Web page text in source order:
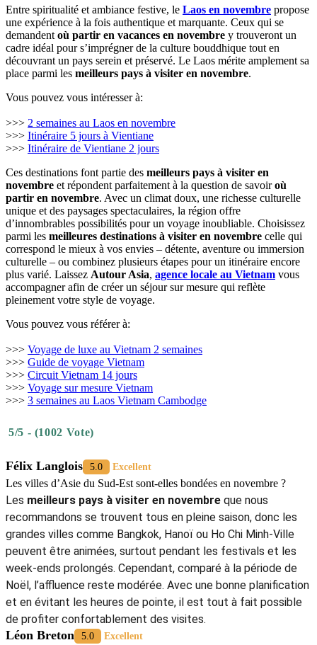
Entre spiritualité et ambiance festive, le Laos en novembre propose
une expérience à la fois authentique et marquante. Ceux qui se
demandent où partir en vacances en novembre y trouveront un
cadre idéal pour s’imprégner de la culture bouddhique tout en
découvrant un pays serein et préservé. Le Laos mérite amplement sa
place parmi les meilleurs pays à visiter en novembre.
Vous pouvez vous intéresser à:
>>> 2 semaines au Laos en novembre
>>> Itinéraire 5 jours à Vientiane
>>> Itinéraire de Vientiane 2 jours
Ces destinations font partie des meilleurs pays à visiter en
novembre et répondent parfaitement à la question de savoiroù
partir en novembre. Avec un climat doux, une richesse culturelle
unique et des paysages spectaculaires, la région offre
d’innombrables possibilités pour un voyage inoubliable. Choisissez
parmi les meilleures destinations à visiter en novembre celle qui
correspond le mieux à vos envies – détente, aventure ou immersion
culturelle – ou combinez plusieurs étapes pour un itinéraire encore
plus varié. Laissez Autour Asia, agence locale au Vietnam vous
accompagner afin de créer un séjour sur mesure qui reflète
pleinement votre style de voyage.
Vous pouvez vous référer à:
>>> Voyage de luxe au Vietnam 2 semaines
>>> Guide de voyage Vietnam
>>> Circuit Vietnam 14 jours
>>> Voyage sur mesure Vietnam
>>> 3 semaines au Laos Vietnam Cambodge
5/5 - (1002 Vote)
Félix Langlois 5.0 Excellent
Les villes d’Asie du Sud-Est sont-elles bondées en novembre ?
Les meilleurs pays à visiter en novembre que nous
recommandons se trouvent tous en pleine saison, donc les
grandes villes comme Bangkok, Hanoï ou Ho Chi Minh-Ville
peuvent être animées, surtout pendant les festivals et les
week-ends prolongés. Cependant, comparé à la période de
Noël, l’affluence reste modérée. Avec une bonne planification
et en évitant les heures de pointe, il est tout à fait possible
de profiter confortablement des visites.
Léon Breton 5.0 Excellent